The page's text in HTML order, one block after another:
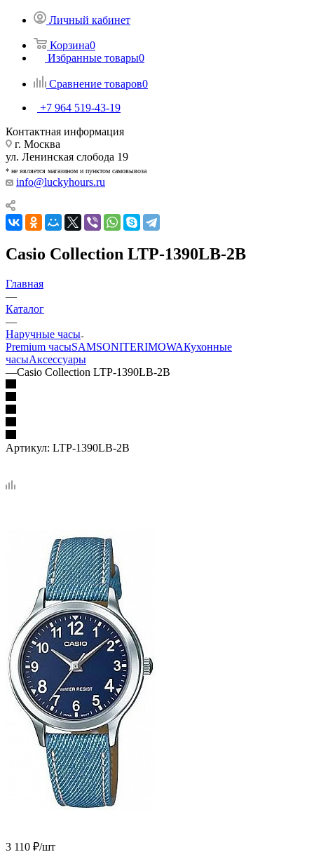
Личный кабинет
Корзина0
Избранные товары0
Сравнение товаров0
+7 964 519-43-19
Контактная информация
г. Москва
ул. Ленинская слобода 19
* не является магазином и пунктом самовывоза
info@luckyhours.ru
Casio Collection LTP-1390LB-2B
Главная
—
Каталог
—
Наручные часы
Premium часыSAMSONITERIMOWAКухонные
часыАксессуары
—Casio Collection LTP-1390LB-2B
Артикул: LTP-1390LB-2B
3 110 ₽/шт